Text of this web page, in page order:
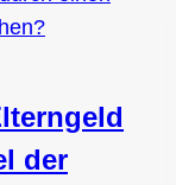
der